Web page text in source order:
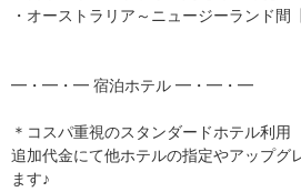
・オーストラリア～ニュージーランド間
━・━・━ 宿泊ホテル ━・━・━
＊コスパ重視のスタンダードホテル利用
追加代金にて他ホテルの指定やアップグ
ます♪